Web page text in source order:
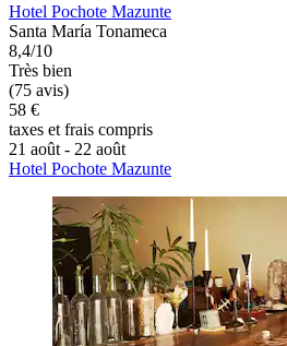
Hotel Pochote Mazunte
Santa María Tonameca
8,4/10
Très bien
(75 avis)
58 €
taxes et frais compris
21 août - 22 août
Hotel Pochote Mazunte